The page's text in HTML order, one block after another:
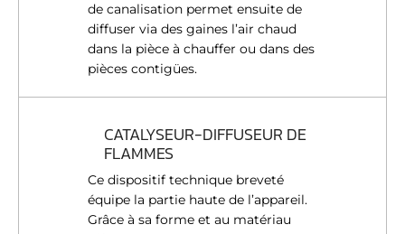
de canalisation permet ensuite de
diffuser via des gaines l’air chaud
dans la pièce à chauffer ou dans des
pièces contigües.
CATALYSEUR-DIFFUSEUR DE
FLAMMES
Ce dispositif technique breveté
équipe la partie haute de l’appareil.
Grâce à sa forme et au matériau